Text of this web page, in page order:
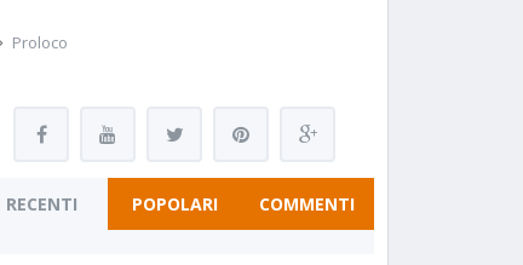
Proloco
RECENTI POPOLARI COMMENTI